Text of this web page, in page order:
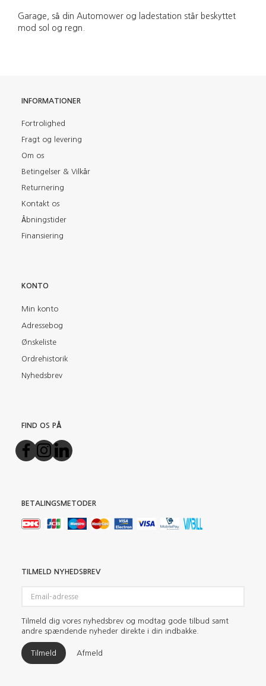
Garage, så din Automower og ladestation står beskyttet
mod sol og regn.
INFORMATIONER
Fortrolighed
Fragt og levering
Om os
Betingelser & Vilkår
Returnering
Kontakt os
Åbningstider
Finansiering
KONTO
Min konto
Adressebog
Ønskeliste
Ordrehistorik
Nyhedsbrev
FIND OS PÅ
BETALINGSMETODER
TILMELD NYHEDSBREV
adresse
Tilmeld dig vores nyhedsbrev og modtag gode tilbud samt
andre spændende nyheder direkte i din indbakke.
Tilmeld Afmeld